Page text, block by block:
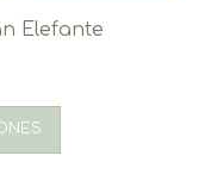
Elefante